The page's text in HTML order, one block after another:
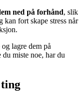
ned på forhånd, slik
fort skape stress når
og lagre dem på
miste noe, har du